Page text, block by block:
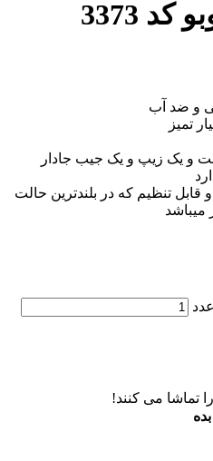
3373
و ضد آب
تمیز
و یک زیپ و یک جیب جادار
تنظیم که در بلندترین حالت
تماشا می کنند!